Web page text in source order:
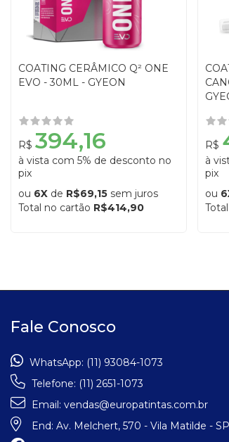
COATING CERÂMICO Q² ONE
EVO - 30ML - GYEON
R$ 394,16
à vista com 5% de desconto no
pix
ou 6X de R$69,15 sem juros
Total no cartão R$414,90
R$
à
pix
ou
Fale Conosco
WhatsApp: (11) 93084-1073
Telefone: (11) 2651-1073
Email: vendas@europatintas.com.br
End: Av. Melchert, 570 - Vila Matilde - SP